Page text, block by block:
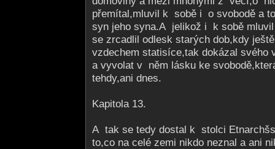
přemítal,mluvil k sobě i o svobodě a
syn jeho syna.A jelikož i k sobě
se zrcadlil odlesk starých dob,kdy
vzdechem statisíce,tak dokázal svého
a vyvolat v něm lásku ke
tehdy,ani dnes.
Kapitola 13.
A tak se tedy dostal k stolci
to,co na celé zemi nikdo neznal a ani